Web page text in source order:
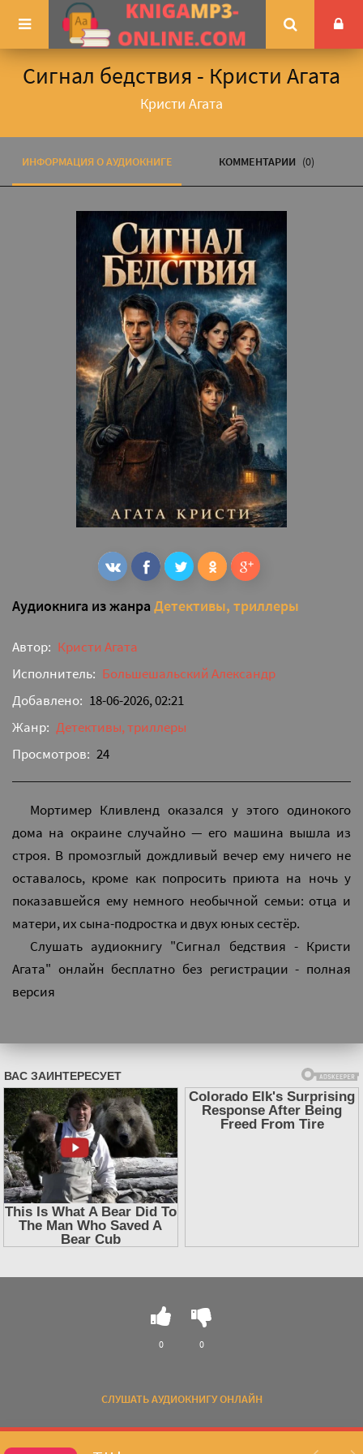
Сигнал бедствия - Кристи Агата
Кристи Агата
ИНФОРМАЦИЯ О АУДИОКНИГЕ КОММЕНТАРИИ (0)
Аудиокнига из жанра Детективы, триллеры
Автор: Кристи Агата
Исполнитель: Большешальский Александр
Добавлено: 18-06-2026, 02:21
Жанр: Детективы, триллеры
Просмотров: 24
Мортимер Кливленд оказался у этого одинокого
дома на окраине случайно — его машина вышла из
строя. В промозглый дождливый вечер ему ничего не
оставалось, кроме как попросить приюта на ночь у
показавшейся ему немного необычной семьи: отца и
матери, их сына-подростка и двух юных сестёр.
Слушать аудиокнигу "Сигнал бедствия - Кристи
Агата" онлайн бесплатно без регистрации - полная
версия
СЛУШАТЬ АУДИОКНИГУ ОНЛАЙН
0 0